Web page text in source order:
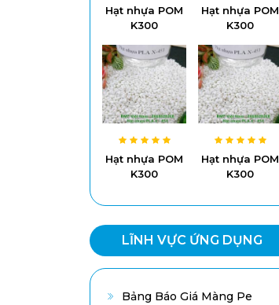
Hạt nhựa POM
K300
Hạt nhựa POM
K300
Hạt nhựa POM
K300
Hạt nhựa POM
K300
LĨNH VỰC ỨNG DỤNG
Bảng Báo Giá Màng Pe